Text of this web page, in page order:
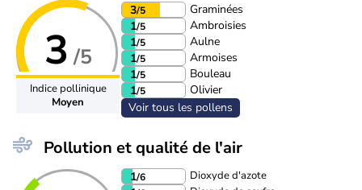
3 /5
Indice pollinique
Moyen
3/5
Graminées
1/5
Ambroisies
1/5
Aulne
1/5
Armoises
1/5
Bouleau
1/5
Olivier
Voir tous les pollens
Pollution et qualité de l'air
1/6 Dioxyde d'azote